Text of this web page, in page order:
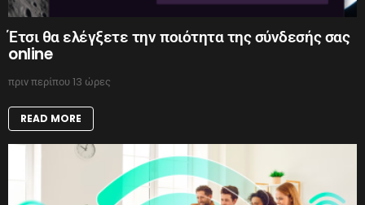
Έτσι θα ελέγξετε την ποιότητα της σύνδεσής σας
online
πριν περίπου 13 ώρες
READ MORE